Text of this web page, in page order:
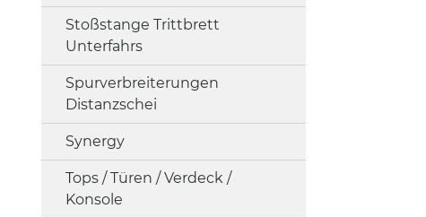
Stoßstange Trittbrett
Unterfahrs
Spurverbreiterungen
Distanzschei
Synergy
Tops / Türen / Verdeck /
Konsole